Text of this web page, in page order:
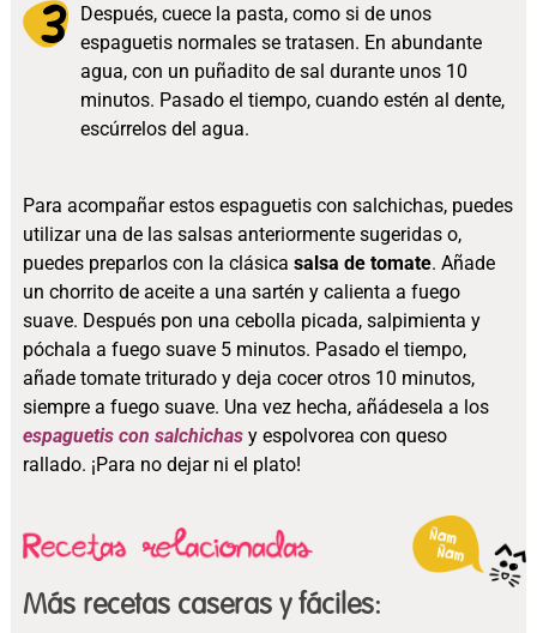
Después, cuece la pasta, como si de unos
espaguetis normales se tratasen. En abundante
agua, con un puñadito de sal durante unos 10
minutos. Pasado el tiempo, cuando estén al dente,
escúrrelos del agua.
Para acompañar estos espaguetis con salchichas, puedes
utilizar una de las salsas anteriormente sugeridas o,
puedes preparlos con la clásica salsa de tomate. Añade
un chorrito de aceite a una sartén y calienta a fuego
suave. Después pon una cebolla picada, salpimienta y
póchala a fuego suave 5 minutos. Pasado el tiempo,
añade tomate triturado y deja cocer otros 10 minutos,
siempre a fuego suave. Una vez hecha, añádesela a los
espaguetis con salchichasy espolvorea con queso
rallado. ¡Para no dejar ni el plato!
Más recetas caseras y fáciles: